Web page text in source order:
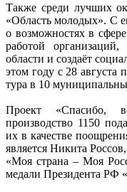
Также среди лучших
«Область молодых». С
о возможностях в
работой
области и создаёт
этом году с 28 августа
тура в 10
Проект «Спасибо,
производство 1150
их в качестве
является Никита
«Моя страна – Моя
медали Президента